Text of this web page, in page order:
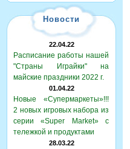
Новости
22.04.22
Расписание работы нашей
"Страны Играйки" на
майские праздники 2022 г.
01.04.22
Новые «Супермаркеты»!!!
2 новых игровых набора из
серии «Super Market» с
тележкой и продуктами
28.03.22